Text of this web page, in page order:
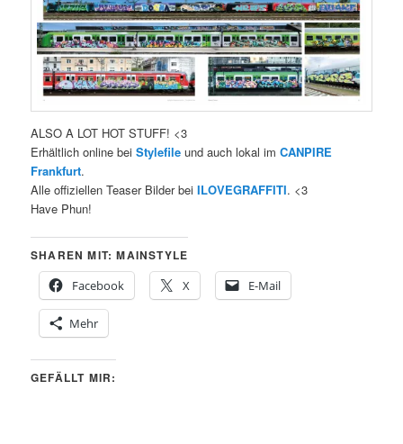
ALSO A LOT HOT STUFF! <3
Erhältlich online beiStylefile und auch lokal imCANPIRE
Frankfurt.
Alle offiziellen Teaser Bilder beiILOVEGRAFFITI. <3
Have Phun!
SHAREN MIT: MAINSTYLE
Facebook
X E-Mail
Mehr
GEFÄLLT MIR: